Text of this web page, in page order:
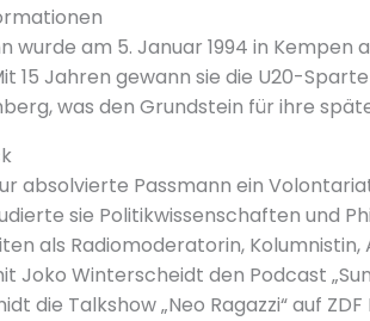
wurde am 5. Januar 1994 in
15 Jahren gewann sie die U20-
was den Grundstein für ihre
absolvierte Passmann ein
sie Politikwissenschaften und
als Radiomoderatorin,
Joko Winterscheidt den Podcast
die Talkshow „Neo Ragazzi“ auf ZDF